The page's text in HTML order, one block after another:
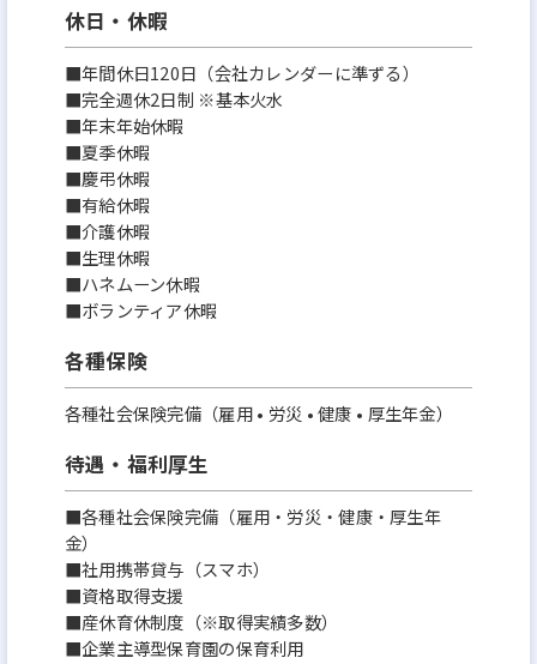
休日・休暇
■年間休日120日（会社カレンダーに準ずる）
■完全週休2日制 ※基本火水
■年末年始休暇
■夏季休暇
■慶弔休暇
■有給休暇
■介護休暇
■生理休暇
■ハネムーン休暇
■ボランティア休暇
各種保険
各種社会保険完備（雇用 • 労災 • 健康 • 厚生年金）
待遇・福利厚生
■各種社会保険完備（雇用・労災・健康・厚生年
金）
■社用携帯貸与（スマホ）
■資格取得支援
■産休育休制度（※取得実績多数）
■企業主導型保育園の保育利用